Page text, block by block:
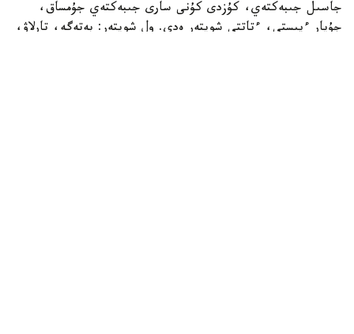
جاسىل جىبەكتەي، كۇزدى كۇنى سارى جىبەكتەي جۇمساق،
جۇپار ءيىستى، ءتاتتى شوپتەر ەدى. ول شوپتەر: بەتەگە، تارلاۋ،